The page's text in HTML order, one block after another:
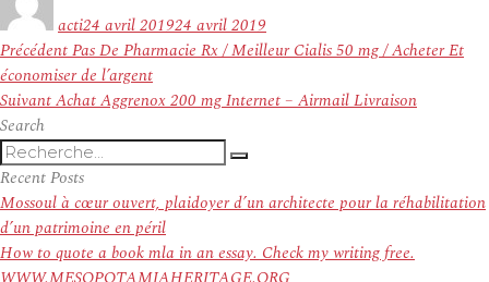
actile
24 avril 201924 avril 2019
Navigation
de
l’article
PrécédentArticle
précédent :
Pas De Pharmacie Rx / Meilleur Cialis 50 mg / Acheter Et
économiser de l’argent
SuivantArticle
Achat Aggrenox 200 mg Internet – Airmail Livraison
Search
Recherche
pour
:
Recherche
Recent Posts
Mossoul à cœur ouvert, plaidoyer d’un architecte pour la réhabilitation
d’un patrimoine en péril
How to quote a book mla in an essay. Check my writing free.